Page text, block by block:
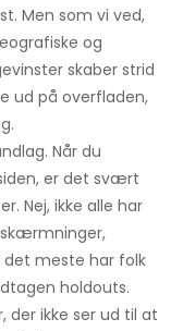
Men som vi ved,
og
skaber strid
ud på overfladen,
Når du
er det svært
Nej, ikke alle har
det meste har folk
holdouts.
der ikke ser ud til at